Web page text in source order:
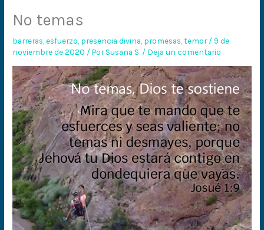
No temas
barreras ,esfuerzo presencia divina promesas ,temor/9 de
noviembre de 2020 / PorSusana S. / Deja un comentario